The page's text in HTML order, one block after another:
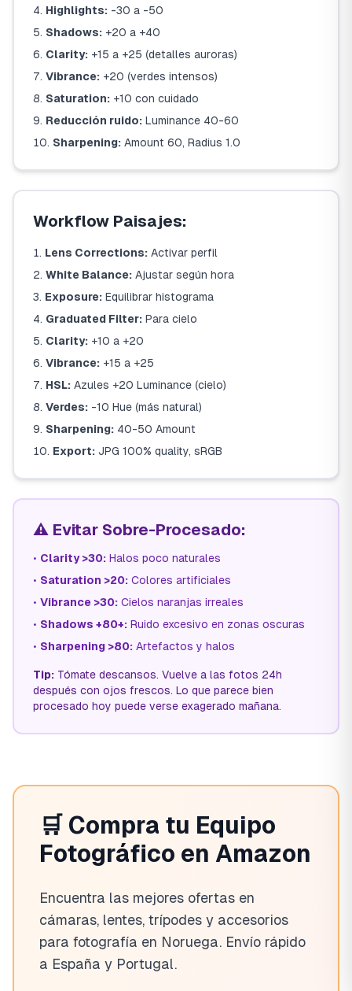
Highlights: -30 a -50
Shadows: +20 a +40
Clarity: +15 a +25 (detalles auroras)
Vibrance: +20 (verdes intensos)
Saturation: +10 con cuidado
Reducción ruido: Luminance 40-60
Sharpening: Amount 60, Radius 1.0
Workflow Paisajes:
Lens Corrections: Activar perfil
White Balance: Ajustar según hora
Exposure: Equilibrar histograma
Graduated Filter: Para cielo
Clarity: +10 a +20
Vibrance: +15 a +25
HSL: Azules +20 Luminance (cielo)
Verdes: -10 Hue (más natural)
Sharpening: 40-50 Amount
Export: JPG 100% quality, sRGB
⚠️ Evitar Sobre-Procesado:
• Clarity >30: Halos poco naturales
• Saturation >20: Colores artificiales
• Vibrance >30: Cielos naranjas irreales
• Shadows +80+: Ruido excesivo en zonas oscuras
• Sharpening >80: Artefactos y halos
Tip: Tómate descansos. Vuelve a las fotos 24h
después con ojos frescos. Lo que parece bien
procesado hoy puede verse exagerado mañana.
🛒 Compra tu Equipo
Fotográfico en Amazon
Encuentra las mejores ofertas en
cámaras, lentes, trípodes y accesorios
para fotografía en Noruega. Envío rápido
a España y Portugal.